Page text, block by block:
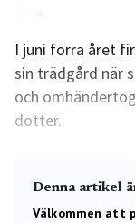
I juni förra året
sin trädgård när
och
dotter.
Denna artikel
Välkommen att